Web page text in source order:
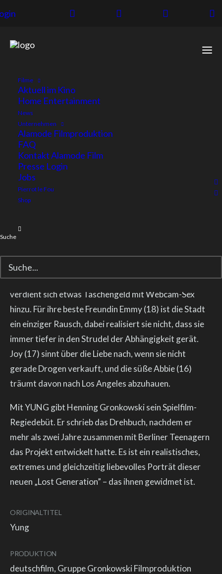
Filme
Aktuell im Kino
Home Entertainment
News
Unternehmen
Alamode Filmproduktion
FAQ
Kontakt Alamode Film
Presse Login
Jobs
Pierrot le Fou
Shop
Suche
facebook
Instagram
Trailer abspielen
YUNG ist der flirrende Trip von vier jungen Mädchen
modernen Berlin, vor allem aber ein pures, raues und
authentisches Porträt ihrer Freundschaft. Janaina (17)
verdient sich etwas Taschengeld mit Webcam-Sex
hinzu. Für ihre beste Freundin Emmy (18) ist die Stadt
ein einziger Rausch, dabei realisiert sie nicht, dass sie
immer tiefer in den Strudel der Abhängigkeit gerät.
Joy (17) sinnt über die Liebe nach, wenn sie nicht
gerade Drogen verkauft, und die süße Abbie (16)
träumt davon nach Los Angeles abzuhauen.
Mit YUNG gibt Henning Gronkowski sein Spielfilm-
Regiedebüt. Er schrieb das Drehbuch, nachdem er
mehr als zwei Jahre zusammen mit Berliner Teenagern
das Projekt entwickelt hatte. Es ist ein realistisches,
extremes und gleichzeitig liebevolles Porträt dieser
neuen „Lost Generation” – das ihnen gewidmet ist.
ORIGINALTITEL
Yung
PRODUKTION
deutschfilm, Gruppe Gronkowski Filmproduktion